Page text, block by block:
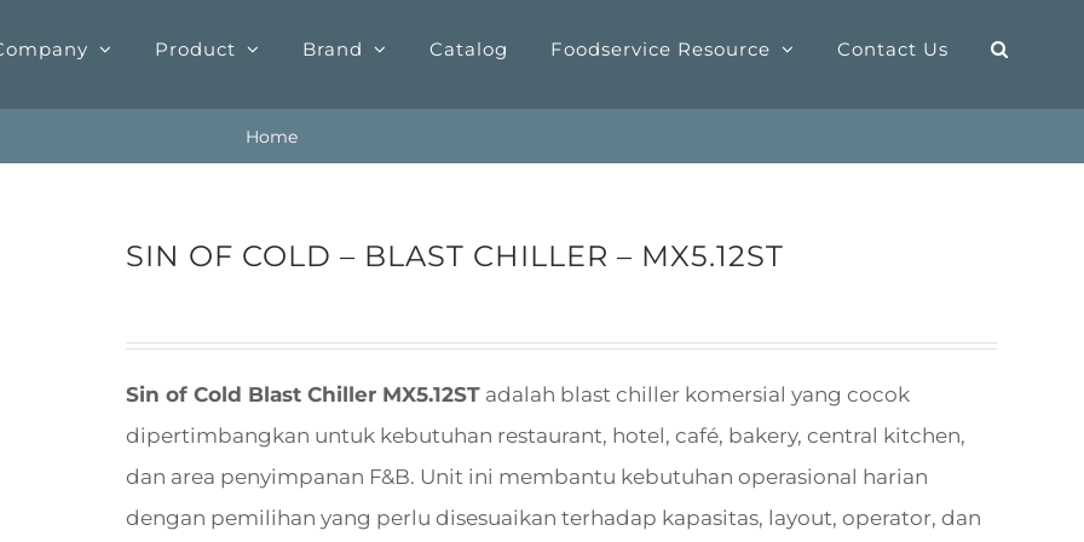
Product Brand Catalog Foodservice Resource Contact Us
Home
SIN OF COLD – BLAST CHILLER – MX5.12ST
Sin of Cold Blast Chiller MX5.12ST adalah blast chiller komersial yang cocok
dipertimbangkan untuk kebutuhan restaurant, hotel, café, bakery, central kitchen,
dan area penyimpanan F&B. Unit ini membantu kebutuhan operasional harian
dengan pemilihan yang perlu disesuaikan terhadap kapasitas, layout, operator, dan